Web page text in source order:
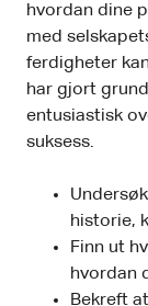
hvordan dine
med
ferdigheter
har gjort
entusiastisk
suksess.
historie,
Finn ut
hvordan
Bekreft